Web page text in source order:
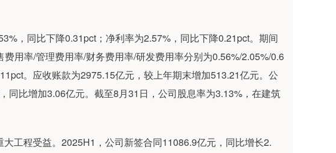
，同比下降0.31pct；净利率为2.57%，同比下降0.21pct。期间
用率/管理费用率/财务费用率/研发费用率分别为0.56%/2.05%/0.6
。应收账款为2975.15亿元，较上年期末增加513.21亿元。公
同比增加3.06亿元。截至8月31日，公司股息率为3.13%，在建筑
工程受益。2025H1，公司新签合同11086.9亿元，同比增长2.